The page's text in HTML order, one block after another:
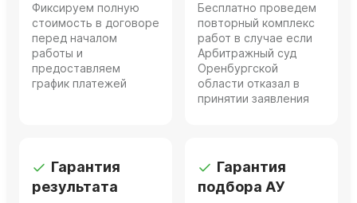
Фиксируем полную
стоимость в договоре
перед началом
работы и
предоставляем
график платежей
Бесплатно проведем
повторный комплекс
работ в случае если
Арбитражный суд
Оренбургской
области отказал в
принятии заявления
Гарантия
результата
Гарантия
подбора АУ